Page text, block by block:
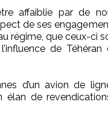
affaiblie par de
de ses
régime, que ceux-ci
de Téhéran
d’un avion de
de